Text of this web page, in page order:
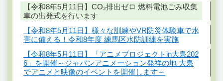
【令和8年5月11日】CO₂排出ゼロ 燃料電池ごみ収集
車の出発式を行います
【令和8年5月11日】様々な訓練やVR防災体験車で水
害に備える！令和8年度 練馬区水防訓練を実施
【令和8年5月11日】「アニメプロジェクトin大泉202
6」を開催～ジャパンアニメーション発祥の地 大泉
でアニメと映像のイベントを開催します～